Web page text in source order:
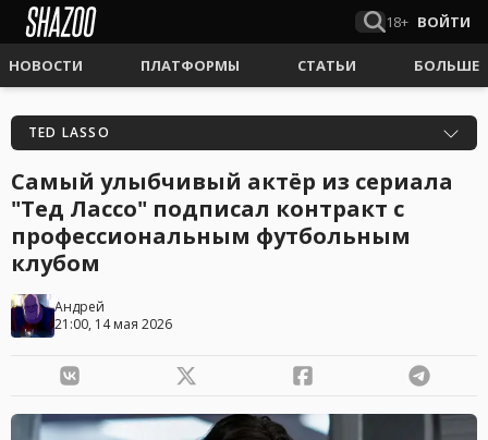
18+ ВОЙТИ
НОВОСТИ ПЛАТФОРМЫ СТАТЬИ БОЛЬШЕ
TED LASSO
Самый улыбчивый актёр из сериала
"Тед Лассо" подписал контракт с
профессиональным футбольным
клубом
Андрей
21:00, 14 мая 2026